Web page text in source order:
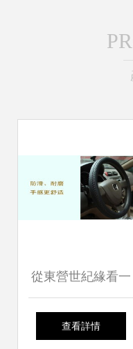
從東營世紀緣看一
站式汽車服務連鎖
查看詳情